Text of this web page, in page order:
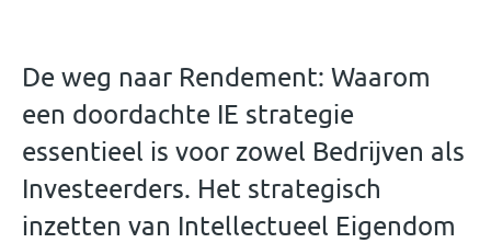
De weg naar Rendement: Waarom
een doordachte IE strategie
essentieel is voor zowel Bedrijven als
Investeerders. Het strategisch
inzetten van Intellectueel Eigendom